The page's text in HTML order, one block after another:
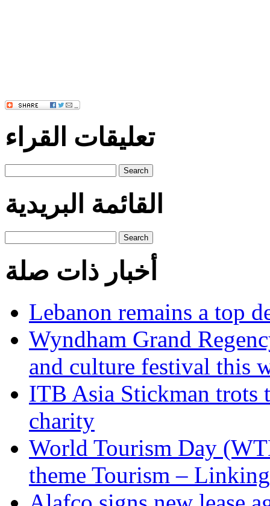
تعليقات القراء
Search
القائمة البريدية
Search
أخبار ذات صلة
Lebanon remains a top
Wyndham Grand
and culture festival this
ITB Asia Stickman trots
charity
World Tourism Day
theme Tourism –